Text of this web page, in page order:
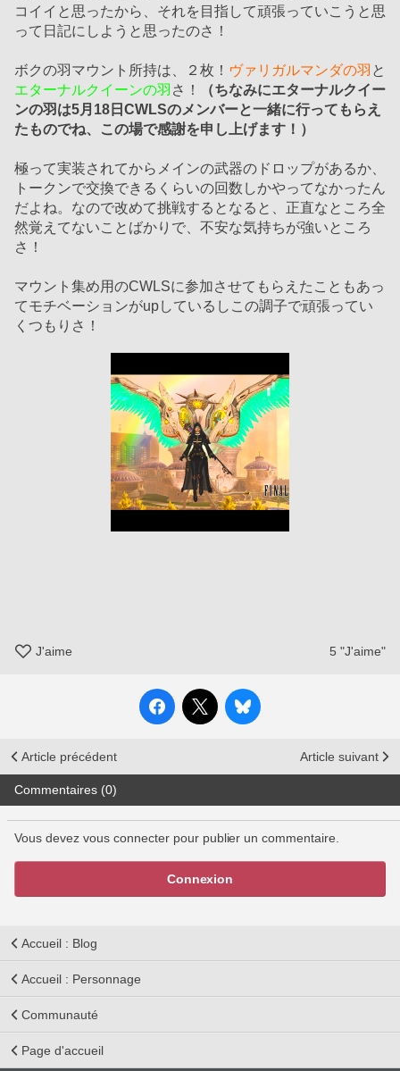
コイイと思ったから、それを目指して頑張っていこうと思
って日記にしようと思ったのさ！
ボクの羽マウント所持は、２枚！ ヴァリガルマンダの羽 と
エターナルクイーンの羽 さ！
（ちなみにエターナルクイー
ンの羽は5月18日CWLSのメンバーと一緒に行ってもらえ
たものでね、この場で感謝を申し上げます！）
極って実装されてからメインの武器のドロップがあるか、
トークンで交換できるくらいの回数しかやってなかったん
だよね。なので改めて挑戦するとなると、正直なところ全
然覚えてないことばかりで、不安な気持ちが強いところ
さ！
マウント集め用のCWLSに参加させてもらえたこともあっ
てモチベーションがupしているしこの調子で頑張ってい
くつもりさ！
J'aime 5 "J'aime"
Article précédent Article suivant
Commentaires (0)
Vous devez vous connecter pour publier un commentaire.
Connexion
Accueil : Blog
Accueil : Personnage
Communauté
Page d'accueil